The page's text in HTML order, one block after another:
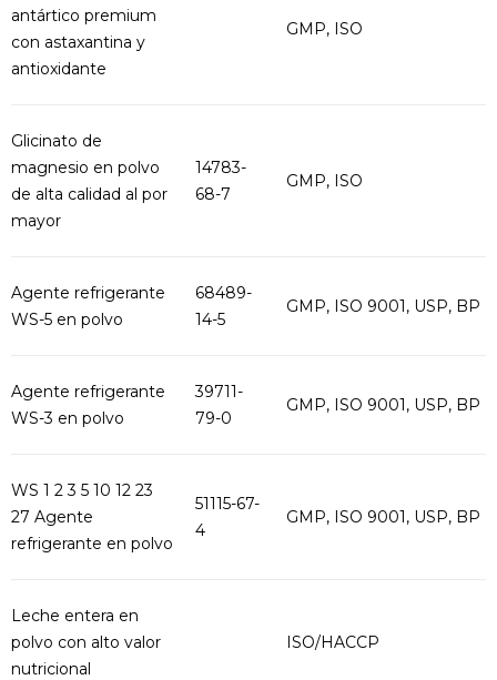
antártico premium
con astaxantina y
antioxidante
GMP, ISO
Glicinato de
magnesio en polvo
de alta calidad al por
mayor
14783-
68-7
GMP, ISO
Agente refrigerante
WS-5 en polvo
68489-
14-5
GMP, ISO 9001, USP, BP
Agente refrigerante
WS-3 en polvo
39711-
79-0
GMP, ISO 9001, USP, BP
WS 1 2 3 5 10 12 23
27 Agente
refrigerante en polvo
51115-67-
4
GMP, ISO 9001, USP, BP
Leche entera en
polvo con alto valor
nutricional
ISO/HACCP